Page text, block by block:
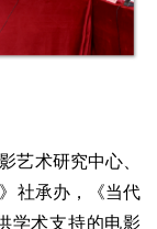
艺术研究中心、
社承办，《当代
学术支持的电影